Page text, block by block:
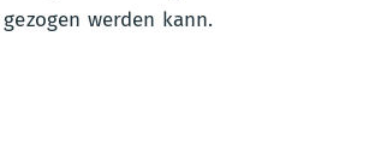
werden kann.